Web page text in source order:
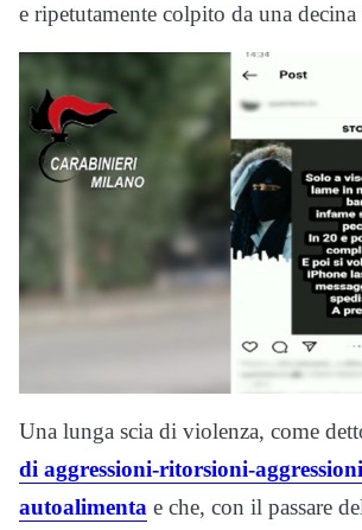
e ripetutamente colpito da una
Una lunga scia di violenza, come
di aggressioni-ritorsioni-
autoalimenta e che, con il passare